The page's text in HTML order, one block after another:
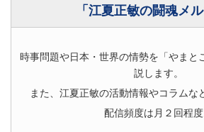
「江夏正敏の闘魂メル
時事問題や日本・世界の情勢を「やまと
説します。
また、江夏正敏の活動情報やコラムな
配信頻度は月２回程度